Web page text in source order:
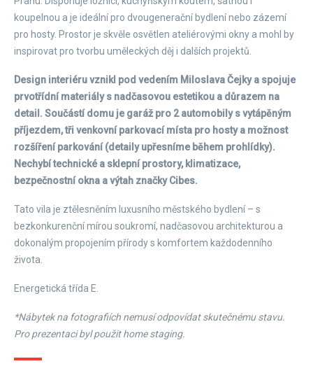
koupelnou a je ideální pro dvougenerační bydlení nebo zázemí
pro hosty. Prostor je skvěle osvětlen ateliérovými okny a mohl by
inspirovat pro tvorbu uměleckých děj i dalších projektů.
Design interiéru vznikl pod vedením Miloslava Čejky a spojuje
prvotřídní materiály s nadčasovou estetikou a důrazem na
detail. Součástí domu je garáž pro 2 automobily s vytápěným
příjezdem, tři venkovní parkovací místa pro hosty a možnost
rozšíření parkování (detaily upřesníme během prohlídky).
Nechybí technické a sklepní prostory, klimatizace,
bezpečnostní okna a výtah značky Cibes.
Tato vila je ztělesněním luxusního městského bydlení – s
bezkonkurenční mírou soukromí, nadčasovou architekturou a
dokonalým propojením přírody s komfortem každodenního
života.
Energetická třída E.
*Nábytek na fotografiích nemusí odpovídat skutečnému stavu.
Pro prezentaci byl použit home staging.